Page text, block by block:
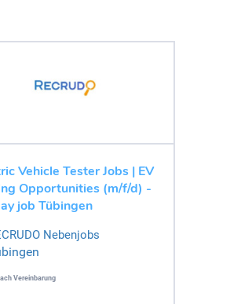
Vehicle Tester Jobs | EV
Opportunities (m/f/d) -
job Tübingen
Nebenjobs
Vereinbarung